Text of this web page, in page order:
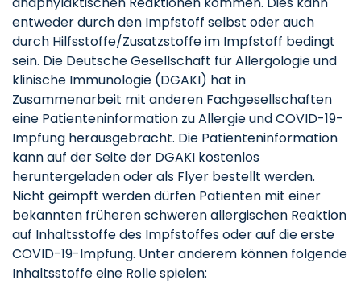
entweder durch den Impfstoff selbst oder auch
durch Hilfsstoffe/Zusatzstoffe im Impfstoff bedingt
sein. Die Deutsche Gesellschaft für Allergologie und
klinische Immunologie (DGAKI) hat in
Zusammenarbeit mit anderen Fachgesellschaften
eine Patienteninformation zu Allergie und COVID-19-
Impfung herausgebracht. Die Patienteninformation
kann auf der Seite der DGAKI kostenlos
heruntergeladen oder als Flyer bestellt werden.
Nicht geimpft werden dürfen Patienten mit einer
bekannten früheren schweren allergischen Reaktion
auf Inhaltsstoffe des Impfstoffes oder auf die erste
COVID-19-Impfung. Unter anderem können folgende
Inhaltsstoffe eine Rolle spielen: